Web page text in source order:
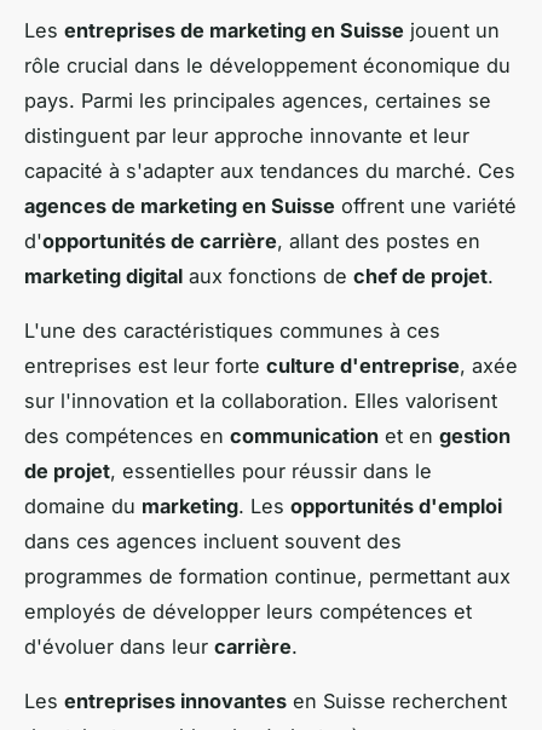
Les entreprises de marketing en Suisse jouent un
rôle crucial dans le développement économique du
pays. Parmi les principales agences, certaines se
distinguent par leur approche innovante et leur
capacité à s'adapter aux tendances du marché. Ces
agences de marketing en Suisse offrent une variété
d'opportunités de carrière, allant des postes en
marketing digital aux fonctions de chef de projet.
L'une des caractéristiques communes à ces
entreprises est leur forte culture d'entreprise, axée
sur l'innovation et la collaboration. Elles valorisent
des compétences en communication et en gestion
de projet, essentielles pour réussir dans le
domaine du marketing. Les opportunités d'emploi
dans ces agences incluent souvent des
programmes de formation continue, permettant aux
employés de développer leurs compétences et
d'évoluer dans leur carrière.
Les entreprises innovantes en Suisse recherchent